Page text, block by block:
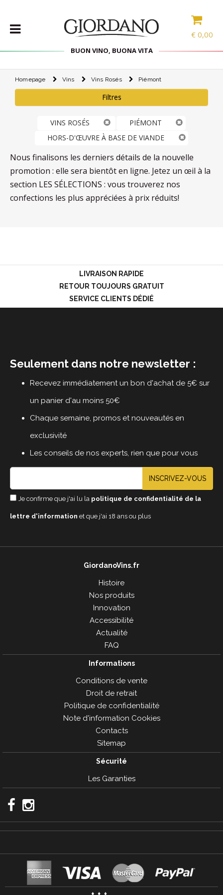
€ 0,00
BUON VINO, BUONA VITA
VINS
SPÉCIALITÉS
SÉLECTIONS
ACCESSOIRES
PROMOS
PROMOTIONS
BLOG
Homepage Vins Vins Rosés Piémont
Filtres
VINS ROSÉS
PIÉMONT
HORS-D'ŒUVRE À BASE DE VIANDE
Nous finalisons les derniers détails de la nouvelle
promotion : elle sera bientôt en ligne. Jetez un œil à la
section LES SÉLECTIONS : vous trouverez nos
confections les plus appréciées à prix réduits!
LIVRAISON RAPIDE
RETOUR TOUJOURS GRATUIT
SERVICE CLIENTS DÉDIÉ
Seulement dans notre newsletter :
Recevez immédiatement un bon d'achat de 5€ sur
un panier d'au moins 50€
Chaque semaine, promos et nouveautés en
exclusivité
Les conseils de nos experts, rien que pour vous
INSCRIVEZ-VOUS
Je confirme que j'ai lu la politique de confidentialité de la
lettre d'information et que j'ai 18 ans ou plus
GiordanoVins.fr
Histoire
Nos produits
Innovation
Accessibilité
Actualité
FAQ
Informations
Conditions de vente
Droit de retrait
Politique de confidentialité
Note d'information Cookies
Contacts
Sitemap
Sécurité
Les Garanties